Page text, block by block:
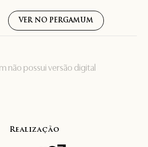
não possui versão digital
VER NO PERGAMUM
Realização